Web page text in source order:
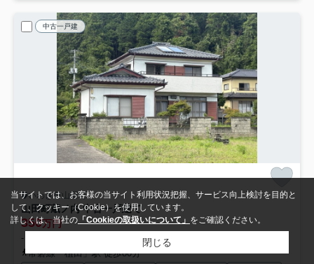
中古一戸建
いわき市山田町
山田町蔵ノ内 中古一戸建て
350万円
- / 116.75㎡ / 7DK /築47年
常磐線「植田」駅 徒歩80分
当サイトでは、お客様の当サイト利用状況把握、サービス向上検討を目的と
して、クッキー（Cookie）を使用しています。
詳しくは、当社の 「Cookieの取扱いについて」 をご確認ください。
閉じる